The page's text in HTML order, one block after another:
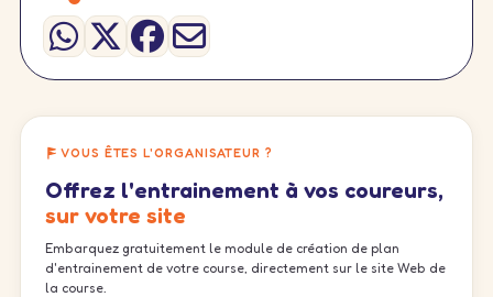
VOUS ÊTES L'ORGANISATEUR ?
Offrez l'entrainement à vos coureurs,
sur votre site
Embarquez gratuitement le module de création de plan
d'entrainement de votre course, directement sur le site Web de
la course.